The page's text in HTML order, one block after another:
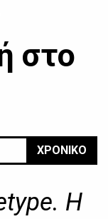
στο
ΧΡΟΝΙΚΟ
Η